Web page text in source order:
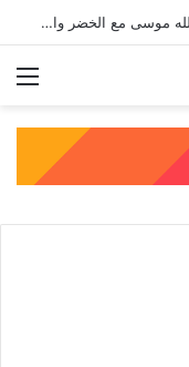
رحلة كليم الله مع العبد الصالح: قصة نبي الله موسى مع الخضر والدروس المستفادة منها